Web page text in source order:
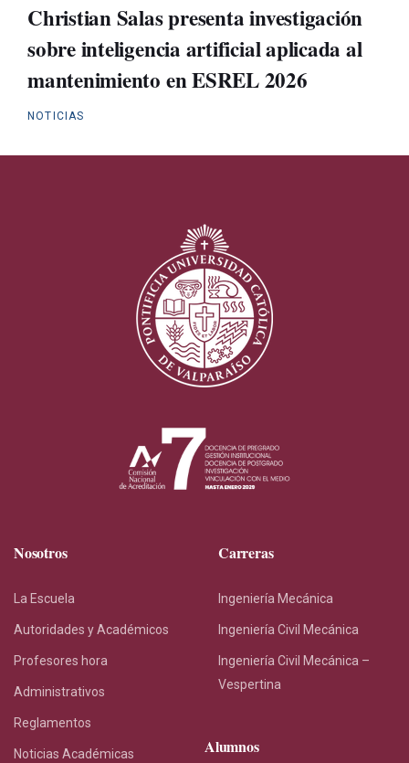
Christian Salas presenta investigación
sobre inteligencia artificial aplicada al
mantenimiento en ESREL 2026
NOTICIAS
Nosotros
La Escuela
Autoridades y Académicos
Profesores hora
Administrativos
Reglamentos
Noticias Académicas
Carreras
Ingeniería Mecánica
Ingeniería Civil Mecánica
Ingeniería Civil Mecánica –
Vespertina
Alumnos